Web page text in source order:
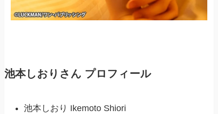
池本しおりさん プロフィール
池本しおり Ikemoto Shiori